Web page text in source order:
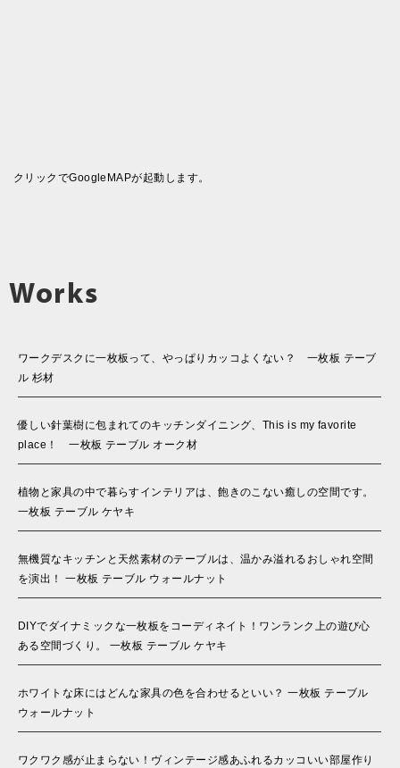
クリックでGoogleMAPが起動します。
Works
ワークデスクに一枚板って、やっぱりカッコよくない？ 一枚板 テーブ
ル 杉材
優しい針葉樹に包まれてのキッチンダイニング、This is my favorite
place！ 一枚板 テーブル オーク材
植物と家具の中で暮らすインテリアは、飽きのこない癒しの空間です。
一枚板 テーブル ケヤキ
無機質なキッチンと天然素材のテーブルは、温かみ溢れるおしゃれ空間
を演出！ 一枚板 テーブル ウォールナット
DIYでダイナミックな一枚板をコーディネイト！ワンランク上の遊び心
ある空間づくり。 一枚板 テーブル ケヤキ
ホワイトな床にはどんな家具の色を合わせるといい？ 一枚板 テーブル
ウォールナット
ワクワク感が止まらない！ヴィンテージ感あふれるカッコいい部屋作り